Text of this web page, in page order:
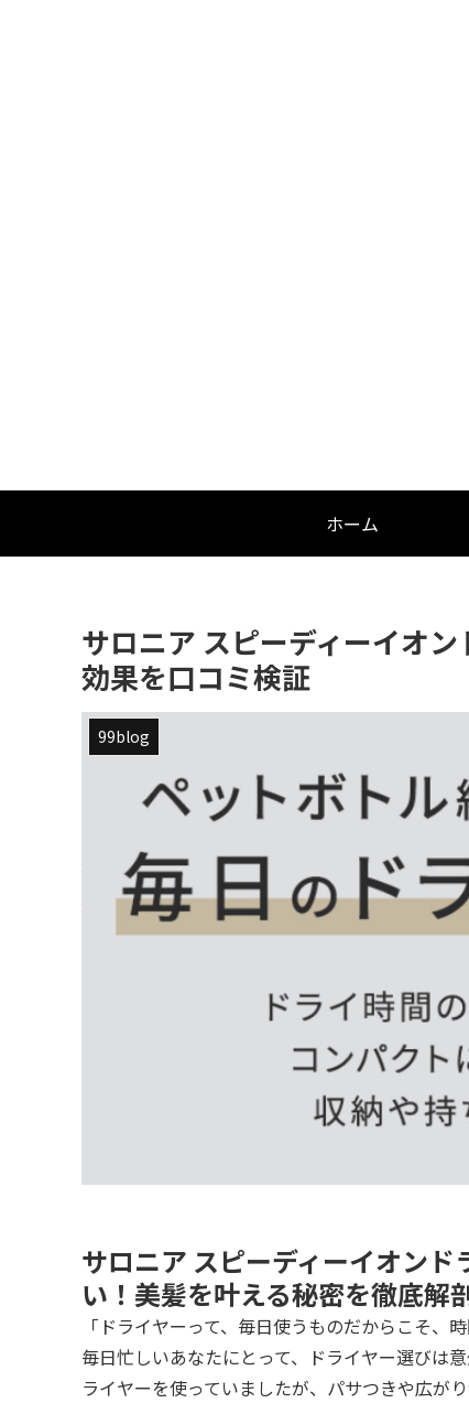
ホーム
サロニア スピーディーイオ
効果を口コミ検証
99blog
サロニア スピーディーイオン
い！美髪を叶える秘密を徹底解
「ドライヤーって、毎日使うものだからこそ
毎日忙しいあなたにとって、ドライヤー選びは
ライヤーを使っていましたが、パサつきや広が